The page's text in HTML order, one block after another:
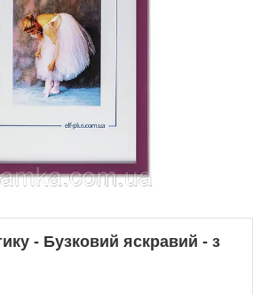
- Бузковий яскравий - з